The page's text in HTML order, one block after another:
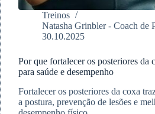
Treinos
Natasha Grinbler - Coach de
30.10.2025
Por que fortalecer os posteriores da
para saúde e desempenho
Fortalecer os posteriores da coxa
a postura, prevenção de lesões e